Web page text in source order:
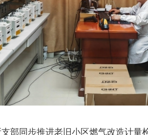
部同步推进老旧小区燃气改造计量